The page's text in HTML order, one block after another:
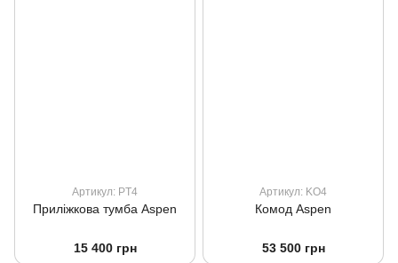
Артикул: PT4
Приліжкова тумба Aspen
15 400 грн
Артикул: KO4
Комод Aspen
53 500 грн